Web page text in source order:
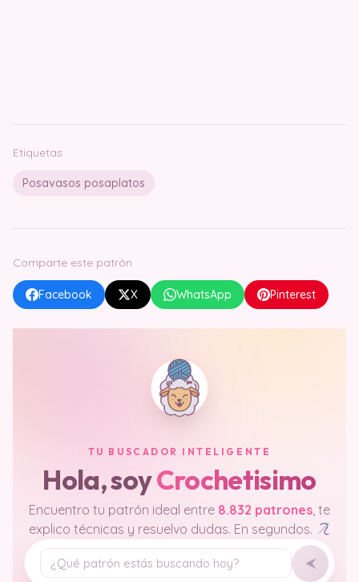
Etiquetas
Posavasos posaplatos
Comparte este patrón
Facebook X WhatsApp Pinterest
TU BUSCADOR INTELIGENTE
Hola, soyCrochetisimo
Encuentro tu patrón ideal entre 8.832 patrones, te
explico técnicas y resuelvo dudas. En segundos.
Tu pregunta